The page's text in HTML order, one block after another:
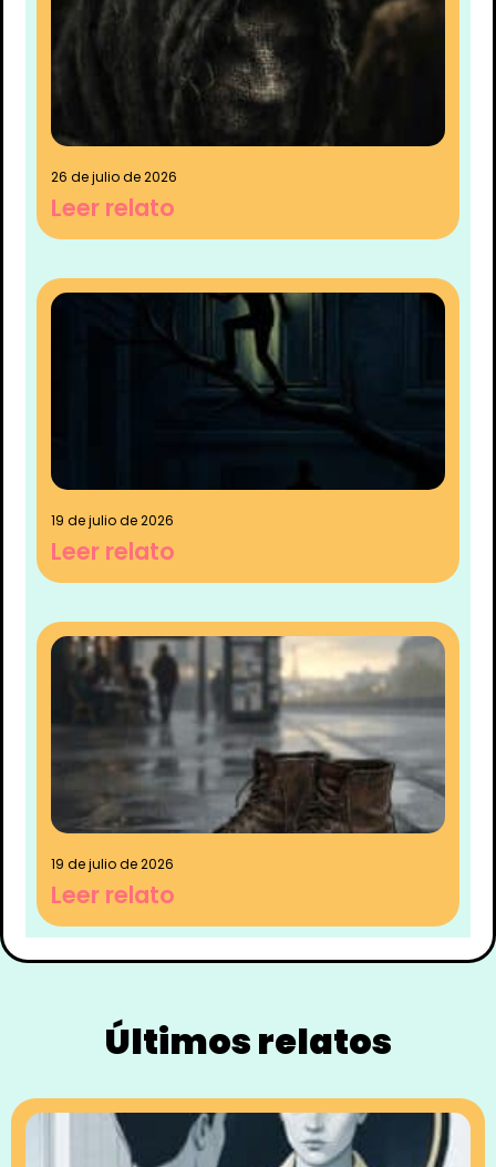
26 de julio de 2026
Leer relato
19 de julio de 2026
Leer relato
19 de julio de 2026
Leer relato
Últimos relatos